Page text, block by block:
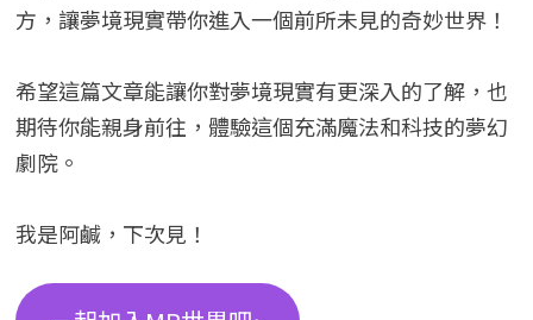
方，讓夢境現實帶你進入一個前所未見的奇妙世界！
希望這篇文章能讓你對夢境現實有更深入的了解，也
期待你能親身前往，體驗這個充滿魔法和科技的夢幻
劇院。
我是阿鹹，下次見！